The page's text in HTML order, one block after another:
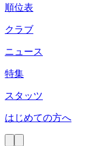
順位表
クラブ
ニュース
特集
スタッツ
はじめての方へ